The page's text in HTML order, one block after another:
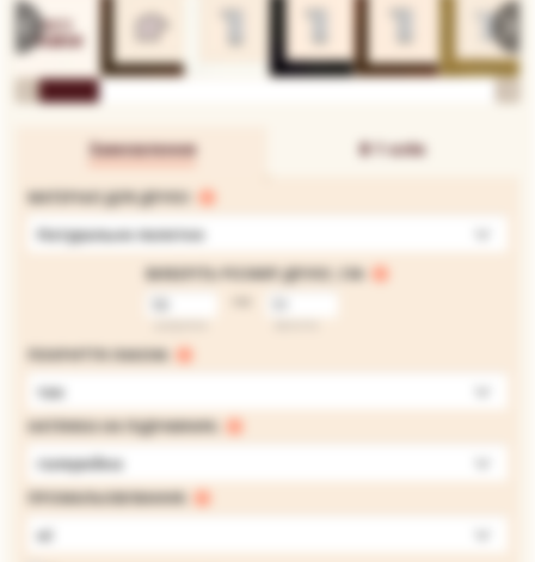
Замовлення В 1 клік
МАТЕРІАЛ ДЛЯ ДРУКУ:
Натуральне полотно
ВИБЕРІТЬ РОЗМІР ДРУКУ, СМ:
ширина висота
ПОКРИТТЯ ЛАКОМ:
так
НАТЯЖКА НА ПІДРАМНИК:
галерейна
ПРОМАЛЬОВУВАННЯ:
ні